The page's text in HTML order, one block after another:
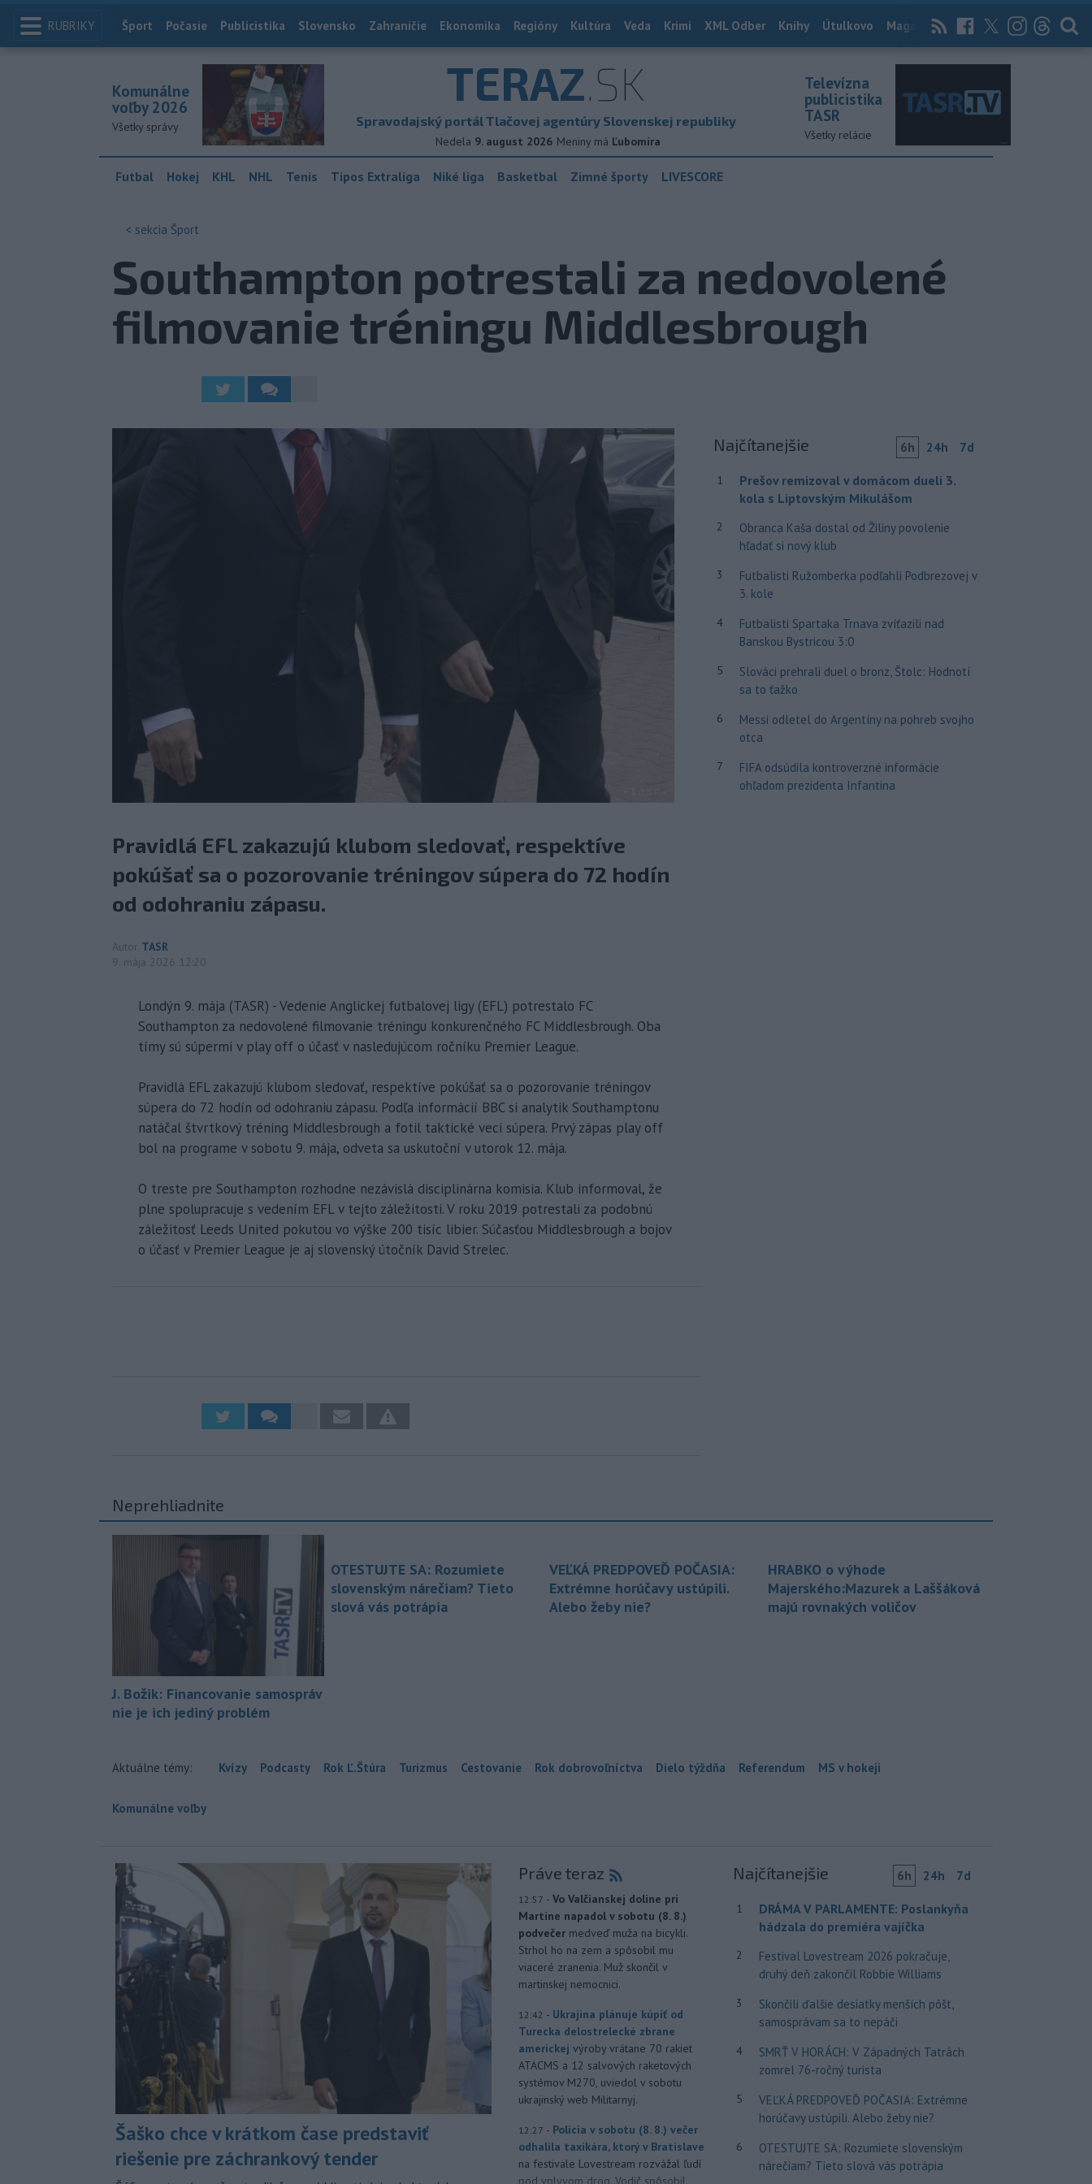
RUBRIKY Index
Šport Počasie Publicistika Slovensko Zahraničie Ekonomika Regióny Kultúra Veda Krimi XML Odber Knihy Útulkovo Magazín News Now Archív
TERAZ.SK
Spravodajský portál Tlačovej agentúry Slovenskej republiky
Nedela 9. august 2026 Meniny má Ľubomíra
Komunálne
voľby 2026
Všetky správy
Televízna
publicistika
TASR
Všetky relácie
Futbal Hokej KHL NHL Tenis Tipos Extraliga Niké liga Basketbal Zimné športy LIVESCORE
< sekcia Šport
Southampton potrestali za nedovolené
filmovanie tréningu Middlesbrough
Pravidlá EFL zakazujú klubom sledovať, respektíve
pokúšať sa o pozorovanie tréningov súpera do 72 hodín
od odohraniu zápasu.
Autor TASR
9. mája 2026 12:20
Londýn 9. mája (TASR) - Vedenie Anglickej futbalovej ligy (EFL) potrestalo FC
Southampton za nedovolené filmovanie tréningu konkurenčného FC Middlesbrough. Oba
tímy sú súpermi v play off o účasť v nasledujúcom ročníku Premier League.
Pravidlá EFL zakazujú klubom sledovať, respektíve pokúšať sa o pozorovanie tréningov
súpera do 72 hodín od odohraniu zápasu. Podľa informácií BBC si analytik Southamptonu
natáčal štvrtkový tréning Middlesbrough a fotil taktické veci súpera. Prvý zápas play off
bol na programe v sobotu 9. mája, odveta sa uskutoční v utorok 12. mája.
O treste pre Southampton rozhodne nezávislá disciplinárna komisia. Klub informoval, že
plne spolupracuje s vedením EFL v tejto záležitosti. V roku 2019 potrestali za podobnú
záležitosť Leeds United pokutou vo výške 200 tisíc libier. Súčasťou Middlesbrough a bojov
o účasť v Premier League je aj slovenský útočník David Strelec.
Najčítanejšie 6h 24h 7d
1
Prešov remizoval v domácom dueli 3.
kola s Liptovským Mikulášom
2
Obranca Kaša dostal od Žiliny povolenie
hľadať si nový klub
3
Futbalisti Ružomberka podľahli Podbrezovej v
3. kole
4
Futbalisti Spartaka Trnava zvíťazili nad
Banskou Bystricou 3:0
5
Slováci prehrali duel o bronz, Štolc: Hodnotí
sa to ťažko
6
Messi odletel do Argentíny na pohreb svojho
otca
7
FIFA odsúdila kontroverzné informácie
ohľadom prezidenta Infantina
Neprehliadnite
J. Božik: Financovanie samospráv
nie je ich jediný problém
OTESTUJTE SA: Rozumiete
slovenským nárečiam? Tieto
slová vás potrápia
VEĽKÁ PREDPOVEĎ POČASIA:
Extrémne horúčavy ustúpili.
Alebo žeby nie?
HRABKO o výhode
Majerského:Mazurek a Laššáková
majú rovnakých voličov
Aktuálne témy: Kvízy Podcasty Rok Ľ.Štúra Turizmus Cestovanie Rok dobrovoľníctva Dielo týždňa Referendum MS v hokeji
Komunálne voľby
Šaško chce v krátkom čase predstaviť
riešenie pre záchrankový tender
Práve teraz
12:57 - Vo Valčianskej doline pri
Martine napadol v sobotu (8. 8.)
podvečer medveď muža na bicykli.
Strhol ho na zem a spôsobil mu
viaceré zranenia. Muž skončil v
martinskej nemocnici.
12:42 - Ukrajina plánuje kúpiť od
Turecka delostrelecké zbrane
americkej výroby vrátane 70 rakiet
ATACMS a 12 salvových raketových
systémov M270, uviedol v sobotu
ukrajinský web Militarnyj.
12:27 - Polícia v sobotu (8. 8.) večer
odhalila taxikára, ktorý v Bratislave
na festivale Lovestream rozvážal ľudí
pod vplyvom drog. Vodič spôsobil
Najčítanejšie 6h 24h 7d
1
DRÁMA V PARLAMENTE: Poslankyňa
hádzala do premiéra vajíčka
2
Festival Lovestream 2026 pokračuje,
druhý deň zakončil Robbie Williams
3
Skončili ďalšie desiatky menších pôšt,
samosprávam sa to nepáči
4
SMRŤ V HORÁCH: V Západných Tatrách
zomrel 76-ročný turista
5
VEĽKÁ PREDPOVEĎ POČASIA: Extrémne
horúčavy ustúpili. Alebo žeby nie?
6
OTESTUJTE SA: Rozumiete slovenským
nárečiam? Tieto slová vás potrápia